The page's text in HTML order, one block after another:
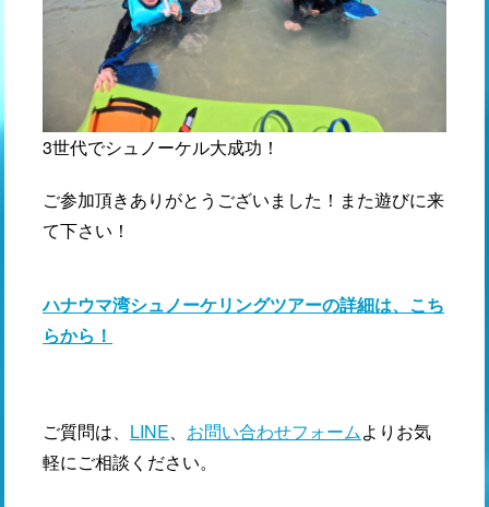
3世代でシュノーケル大成功！
ご参加頂きありがとうございました！また遊びに来
て下さい！
ハナウマ湾シュノーケリングツアーの詳細は、こち
らから！
ご質問は、 LINE、 お問い合わせフォームよりお気
軽にご相談ください。